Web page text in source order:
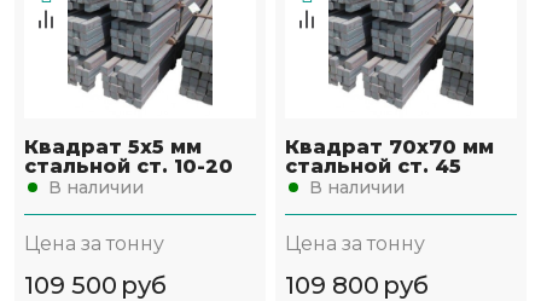
Квадрат 5х5 мм
стальной ст. 10-20
В наличии
Цена за тонну
109 500 руб
Квадрат 70х70 мм
стальной ст. 45
В наличии
Цена за тонну
109 800 руб